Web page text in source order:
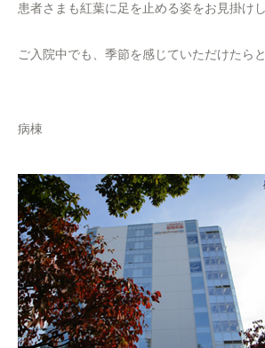
患者さまも紅葉に足を止める姿をお見掛けし
ご入院中でも、季節を感じていただけたらと
8・
病棟